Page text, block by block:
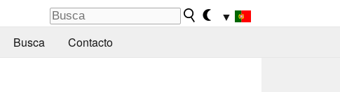
▼
Busca Contacto